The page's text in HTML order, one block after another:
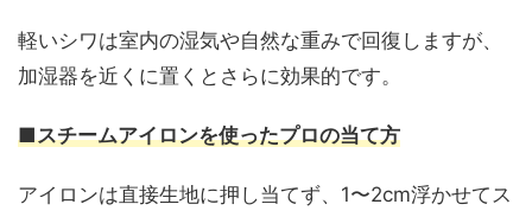
軽いシワは室内の湿気や自然な重みで回復しますが、
加湿器を近くに置くとさらに効果的です。
■スチームアイロンを使ったプロの当て方
アイロンは直接生地に押し当てず、1〜2cm浮かせてス